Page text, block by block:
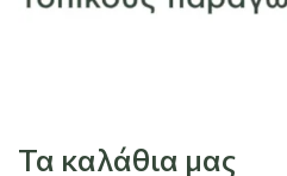
Τα καλάθια μας